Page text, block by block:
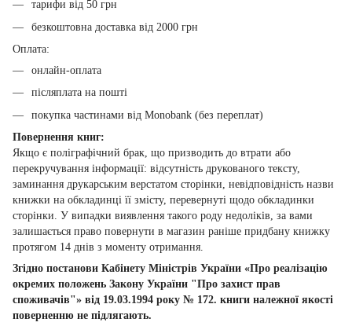
тарифи від 50 грн
безкоштовна доставка від 2000 грн
Оплата:
онлайн-оплата
післяплата на пошті
покупка частинами від Monobank (без переплат)
Повернення книг:
Якщо є поліграфічний брак, що призводить до втрати або
перекручування інформації: відсутність друкованого тексту,
заминання друкарським верстатом сторінки, невідповідність назви
книжки на обкладинці її змісту, перевернуті щодо обкладинки
сторінки. У випадки виявлення такого роду недоліків, за вами
залишається право повернути в магазин раніше придбану книжку
протягом 14 днів з моменту отримання.
Згідно постанови Кабінету Міністрів України «Про реалізацію
окремих положень Закону України "Про захист прав
споживачів"» від 19.03.1994 року № 172. книги належної якості
поверненню не підлягають.